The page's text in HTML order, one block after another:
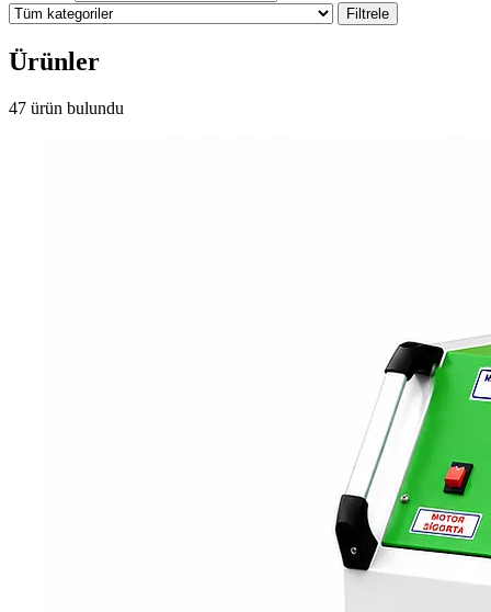
Filtrele
Ürünler
47 ürün bulundu